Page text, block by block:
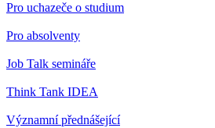
Pro uchazeče o studium
Pro absolventy
Job Talk semináře
Think Tank IDEA
Významní přednášející